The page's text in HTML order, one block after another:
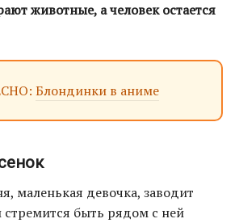
животные, а человек остается
Блондинки в аниме